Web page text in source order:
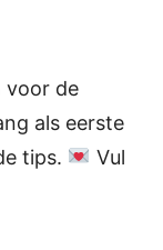
voor de
als eerste
tips.
Vul